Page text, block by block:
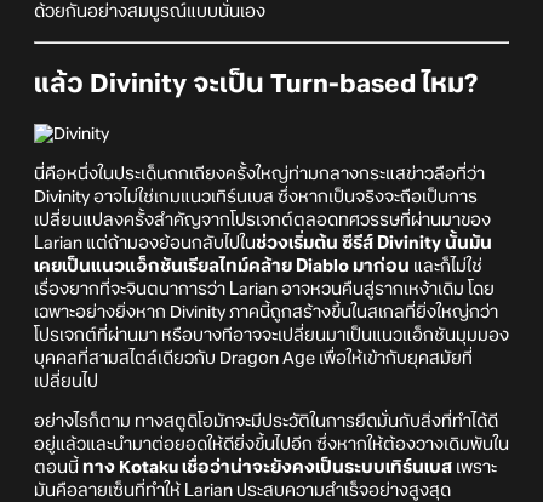
ด้วยกันอย่างสมบูรณ์แบบนั่นเอง
แล้ว Divinity จะเป็น Turn-based ไหม?
นี่คือหนึ่งในประเด็นถกเถียงครั้งใหญ่ท่ามกลางกระแสข่าวลือที่ว่า
Divinity อาจไม่ใช่เกมแนวเทิร์นเบส ซึ่งหากเป็นจริงจะถือเป็นการ
เปลี่ยนแปลงครั้งสำคัญจากโปรเจกต์ตลอดทศวรรษที่ผ่านมาของ
Larian แต่ถ้ามองย้อนกลับไปในช่วงเริ่มต้น ซีรีส์ Divinity นั้นมัน
เคยเป็นแนวแอ็กชันเรียลไทม์คล้าย Diablo มาก่อน และก็ไม่ใช่
เรื่องยากที่จะจินตนาการว่า Larian อาจหวนคืนสู่รากเหง้าเดิม โดย
เฉพาะอย่างยิ่งหาก Divinity ภาคนี้ถูกสร้างขึ้นในสเกลที่ยิ่งใหญ่กว่า
โปรเจกต์ที่ผ่านมา หรือบางทีอาจจะเปลี่ยนมาเป็นแนวแอ็กชันมุมมอง
บุคคลที่สามสไตล์เดียวกับ Dragon Age เพื่อให้เข้ากับยุคสมัยที่
เปลี่ยนไป
อย่างไรก็ตาม ทางสตูดิโอมักจะมีประวัติในการยึดมั่นกับสิ่งที่ทำได้ดี
อยู่แล้วและนำมาต่อยอดให้ดียิ่งขึ้นไปอีก ซึ่งหากให้ต้องวางเดิมพันใน
ตอนนี้ ทาง Kotaku เชื่อว่าน่าจะยังคงเป็นระบบเทิร์นเบส เพราะ
มันคือลายเซ็นที่ทำให้ Larian ประสบความสำเร็จอย่างสูงสุด